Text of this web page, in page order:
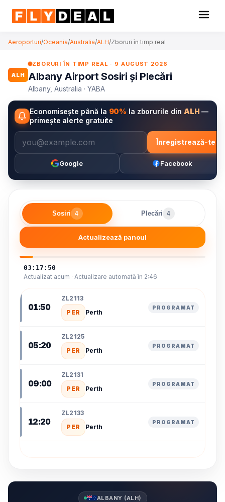
Aeroporturi/Oceania/Australia/ALH/Zboruri în timp real
ALH
ZBORURI ÎN TIMP REAL · 9 AUGUST 2026
Albany Airport Sosiri și Plecări
Albany, Australia · YABA
Economisește până la 90% la zborurile din ALH —
primește alerte gratuite
Înregistrează-te
Google Facebook
Sosiri 4 Plecări 4
Actualizează panoul
03:17:50
Actualizat acum · Actualizare automată în 2:46
01:50
ZL2113
PER
Perth
PROGRAMAT
05:20
ZL2125
PER
Perth
PROGRAMAT
09:00
ZL2131
PER
Perth
PROGRAMAT
12:20
ZL2133
PER
Perth
PROGRAMAT
ALBANY (ALH)